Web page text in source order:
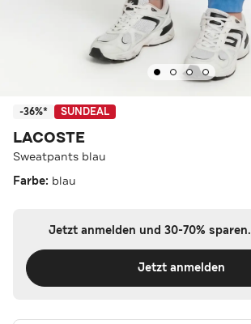
-36%* SUNDEAL
LACOSTE
Sweatpants blau
Farbe: blau
Jetzt anmelden und 30-70% sparen.
Jetzt anmelden